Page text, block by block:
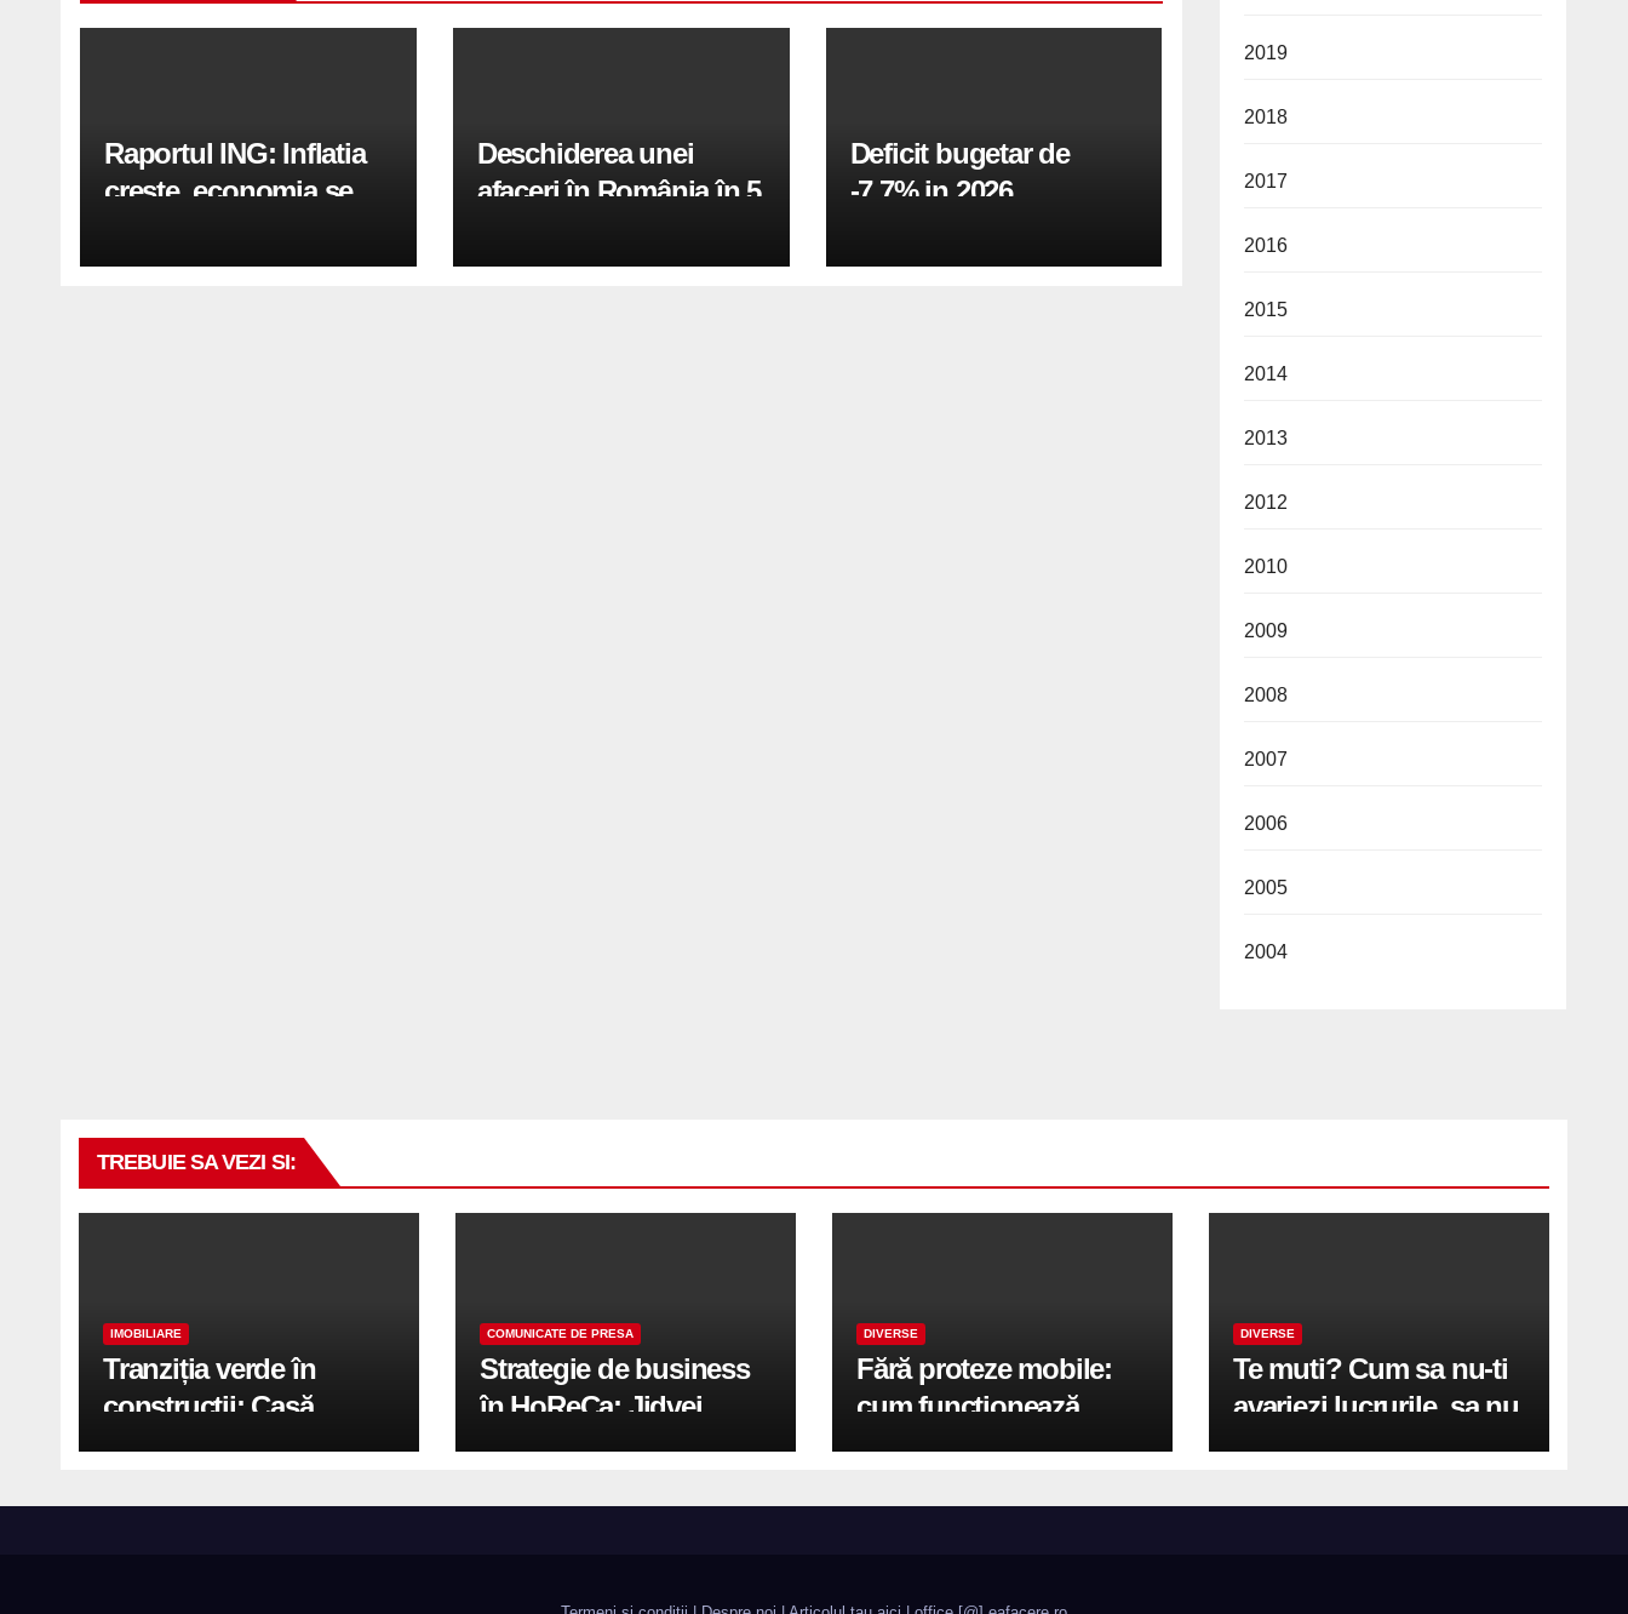
Raportul ING: Inflatia
creste, economia se
in a doua jumatate a
Deschiderea unei
afaceri în România în 5
Deficit bugetar de
-7,7% in 2026,
fiind de 6%
2019
2018
2017
2016
2015
2014
2013
2012
2010
2009
2008
2007
2006
2005
2004
TREBUIE SA VEZI SI:
IMOBILIARE
Tranziția verde în
construcții: Casă
modernă cu structură
COMUNICATE DE PRESA
Strategie de business
în HoReCa: Jidvei
transformă terasele în
DIVERSE
Fără proteze mobile:
cum funcționează
reabilitarea completă
DIVERSE
Te muti? Cum sa nu-ti
avariezi lucrurile, sa nu
zgarii podeaua sau sa